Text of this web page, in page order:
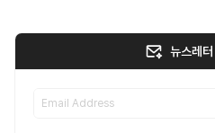
뉴스레